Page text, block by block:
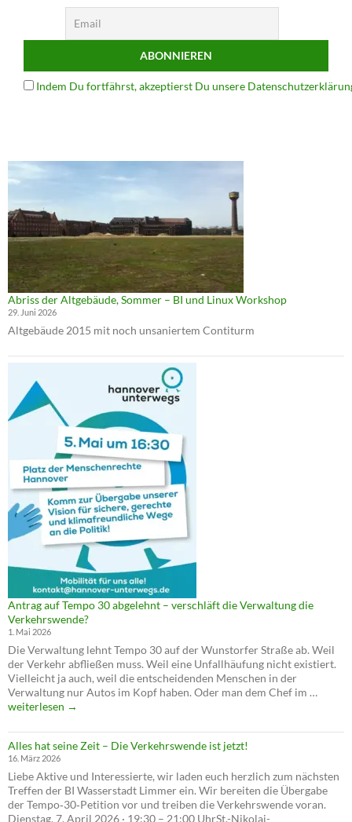
Indem Du fortfährst, akzeptierst Du unsere
Abriss der Altgebäude, Sommer – BI und Linux Workshop
29. Juni 2026
Altgebäude 2015 mit noch unsaniertem Contiturm
Antrag auf Tempo 30 abgelehnt – verschläft die Verwaltung die
Verkehrswende?
1. Mai 2026
Die Verwaltung lehnt Tempo 30 auf der Wunstorfer Straße ab. Weil
der Verkehr abfließen muss. Weil eine Unfallhäufung nicht existiert.
Vielleicht ja auch, weil die entscheidenden Menschen in der
Verwaltung nur Autos im Kopf haben. Oder man dem Chef im …
30
die
weiterlesen →
Alles hat seine Zeit – Die Verkehrswende ist jetzt!
16. März 2026
Liebe Aktive und Interessierte, wir laden euch herzlich zum nächsten
Treffen der BI Wasserstadt Limmer ein. Wir bereiten die Übergabe
der Tempo‑30‑Petition vor und treiben die Verkehrswende voran.
Dienstag, 7. April 2026 · 19:30 – 21:00 UhrSt.-Nikolai-